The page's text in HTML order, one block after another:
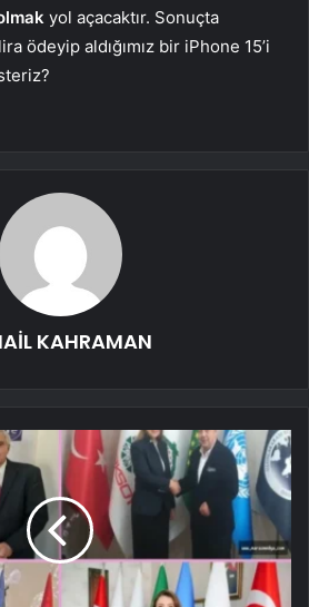
yol açacaktır. Sonuçta
ödeyip aldığımız bir iPhone 15’i
KAHRAMAN